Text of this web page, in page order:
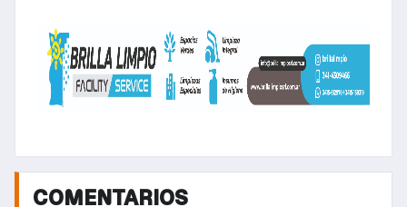
COMENTARIOS